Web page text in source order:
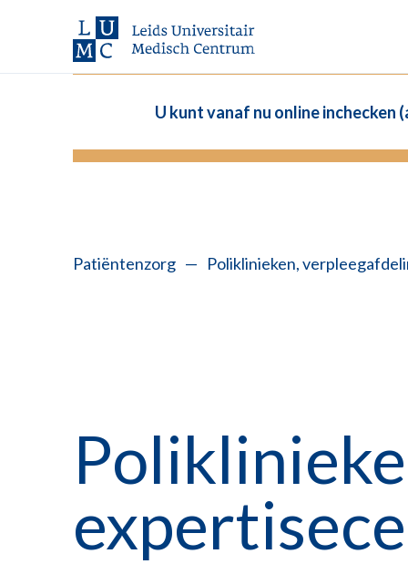
U kunt vanaf nu online inchecken
Patiëntenzorg — Poliklinieken,